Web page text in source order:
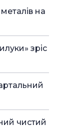
на
зріс
чистий